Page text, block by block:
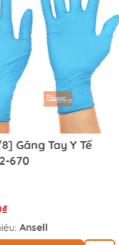
Găng Tay Y Tế
670
Ansell